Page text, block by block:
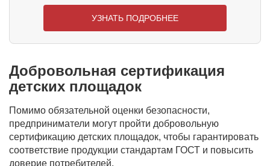
УЗНАТЬ ПОДРОБНЕЕ
Добровольная сертификация
детских площадок
Помимо обязательной оценки безопасности,
предприниматели могут пройти добровольную
сертификацию детских площадок, чтобы гарантировать
соответствие продукции стандартам ГОСТ и повысить
доверие потребителей.